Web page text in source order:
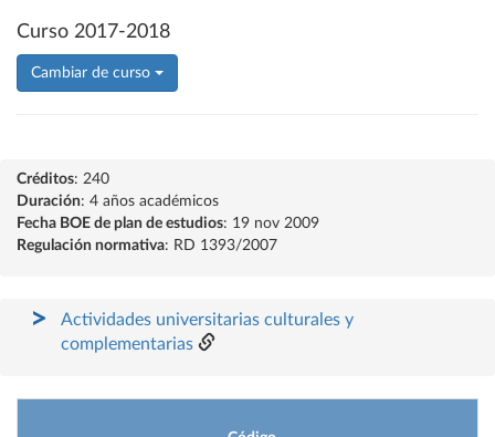
Curso 2017-2018
Cambiar de curso
Créditos: 240
Duración: 4 años académicos
Fecha BOE de plan de estudios: 19 nov 2009
Regulación normativa: RD 1393/2007
Actividades universitarias culturales y
complementarias